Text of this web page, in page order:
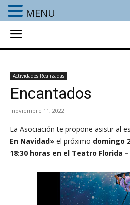
Actividades Realizadas
Encantados
noviembre 11, 2022
La Asociación te propone asistir al
En Navidad» el próximo domingo
18:30 horas en el Teatro Florida
MENU